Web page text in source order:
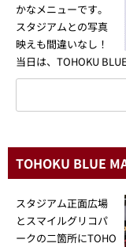
かなメニューです。
スタジアムとの写真
映えも間違いなし！
当日は、TOHOKU
TOHOKU BLUE
スタジアム正面広場
とスマイルグリコパ
ークの二箇所にTOHO